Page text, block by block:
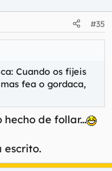
#35
Cuando os fijeis
fea o gordaca,
de follar...
escrito.